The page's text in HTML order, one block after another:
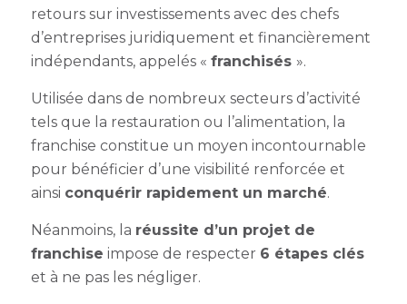
retours sur investissements avec des chefs
d’entreprises juridiquement et financièrement
indépendants, appelés « franchisés ».
Utilisée dans de nombreux secteurs d’activité
tels que la restauration ou l’alimentation, la
franchise constitue un moyen incontournable
pour bénéficier d’une visibilité renforcée et
ainsi conquérir rapidement un marché.
Néanmoins, la réussite d’un projet de
franchise impose de respecter 6 étapes clés
et à ne pas les négliger.